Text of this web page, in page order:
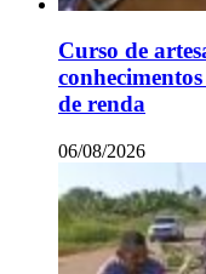
Curso de
de renda
06/08/2026